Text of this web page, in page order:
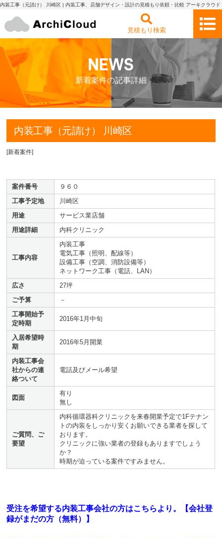
内装工事（元請け） 川崎区 | 内装工事、店舗デザイン・設計の見積もり依頼・比較 アーキクラウド
見積もり検索
新着案件の記事詳細
内装工事（元請け） 川崎区
[新着案件]
案件番号
９６０
工事予定地
川崎区
用途
サービス業店舗
用途詳細
内科クリニック
工事内容
内装工事
電気工事（照明、配線等）
設備工事（空調、消防設備等）
ネットワーク工事（電話、LAN）
広さ
27坪
ご予算
－
工事開始予
定時期
2016年1月中旬
入居希望時
期
2016年5月開業
内装工事会
社からの連
絡ついて
電話及びメール希望
図面
有り
無し
ご質問、ご
要望
内科循環器科クリニックを来春開業予定で1Fテナン
トの内装をしっかり安くお願いできる業者を探して
おります。
クリニックに強い業者の登録もありますでしょう
か？
時期が迫っている案件ですみません。
受注を希望する内装工事会社の方はこちらより。【会社登
録がまだの方（無料）】